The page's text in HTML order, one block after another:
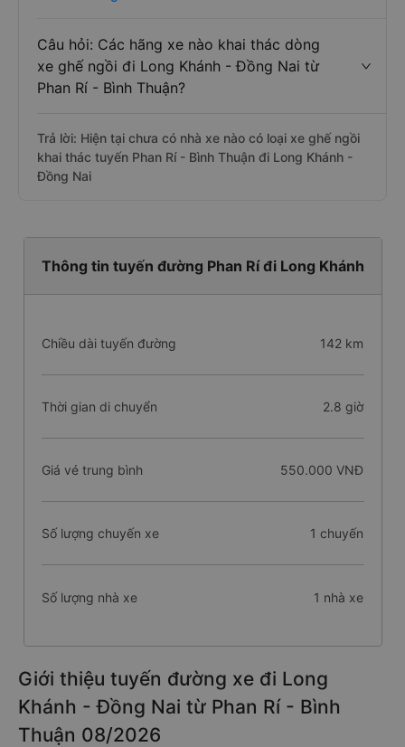
Câu hỏi: Các hãng xe nào khai thác dòng
xe ghế ngồi đi Long Khánh - Đồng Nai từ
Phan Rí - Bình Thuận?
Trả lời: Hiện tại chưa có nhà xe nào có loại xe ghế ngồi
khai thác tuyến Phan Rí - Bình Thuận đi Long Khánh -
Đồng Nai
Thông tin tuyến đường Phan Rí đi Long Khánh
Chiều dài tuyến đường 142 km
Thời gian di chuyển 2.8 giờ
Giá vé trung bình 550.000 VNĐ
Số lượng chuyến xe 1 chuyến
Số lượng nhà xe 1 nhà xe
Giới thiệu tuyến đường xe đi Long
Khánh - Đồng Nai từ Phan Rí - Bình
Thuận 08/2026